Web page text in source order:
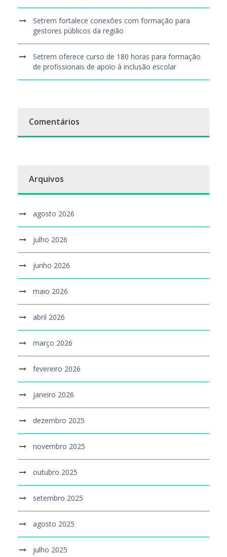
Setrem fortalece conexões com formação para
gestores públicos da região
Setrem oferece curso de 180 horas para formação
de profissionais de apoio à inclusão escolar
Comentários
Arquivos
agosto 2026
julho 2026
junho 2026
maio 2026
abril 2026
março 2026
fevereiro 2026
janeiro 2026
dezembro 2025
novembro 2025
outubro 2025
setembro 2025
agosto 2025
julho 2025